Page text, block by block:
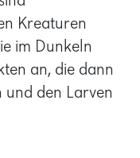
im Dunkeln
an, die dann
den Larven